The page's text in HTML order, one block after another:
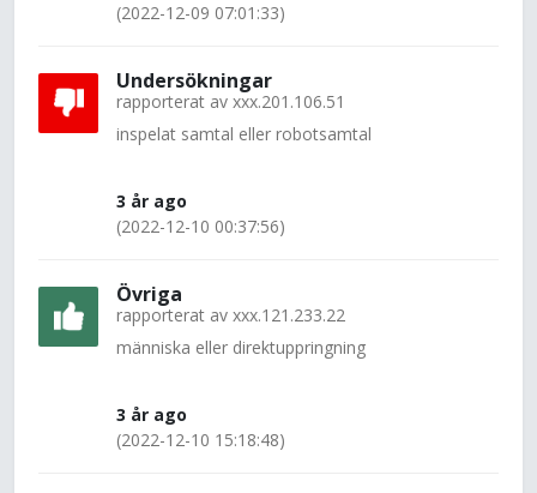
(2022-12-09 07:01:33)
Undersökningar
rapporterat av xxx.201.106.51
inspelat samtal eller robotsamtal
3 år ago
(2022-12-10 00:37:56)
Övriga
rapporterat av xxx.121.233.22
människa eller direktuppringning
3 år ago
(2022-12-10 15:18:48)